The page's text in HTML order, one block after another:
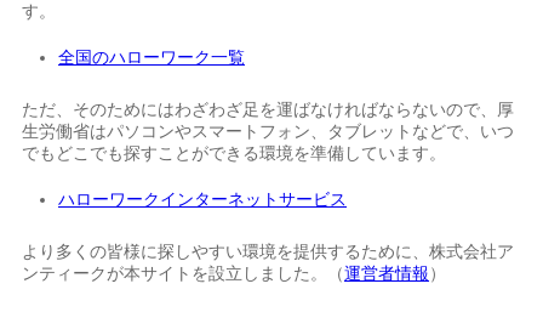
す。
全国のハローワーク一覧
ただ、そのためにはわざわざ足を運ばなければならないので、厚
生労働省はパソコンやスマートフォン、タブレットなどで、いつ
でもどこでも探すことができる環境を準備しています。
ハローワークインターネットサービス
より多くの皆様に探しやすい環境を提供するために、株式会社ア
ンティークが本サイトを設立しました。（運営者情報）